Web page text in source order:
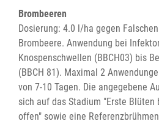
Brombeeren
Dosierung: 4.0 l/ha gegen
Brombeere. Anwendung bei
Knospenschwellen (BBCH03) bis
(BBCH 81). Maximal 2
von 7-10 Tagen. Die angegebene
sich auf das Stadium "Erste Blüten
offen" sowie eine